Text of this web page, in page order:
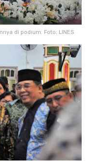
di podium. Foto: LINES